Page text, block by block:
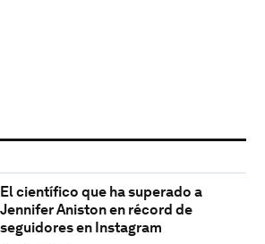
El científico que ha superado a
Jennifer Aniston en récord de
seguidores en Instagram